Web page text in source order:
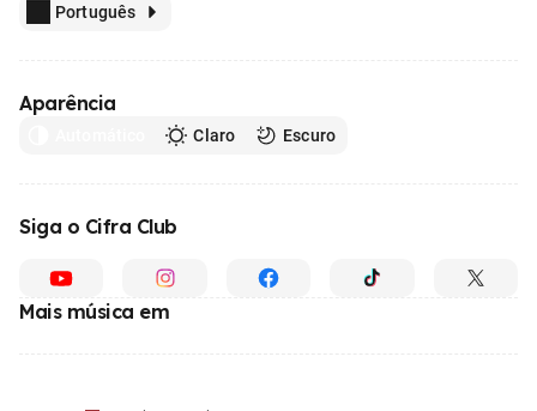
Português
Aparência
Claro Escuro
Siga o Cifra Club
Mais música em